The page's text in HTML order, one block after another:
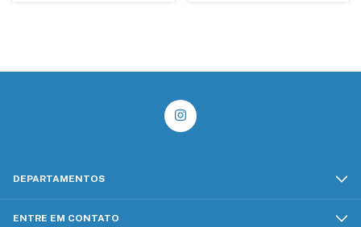
DEPARTAMENTOS
ENTRE EM CONTATO